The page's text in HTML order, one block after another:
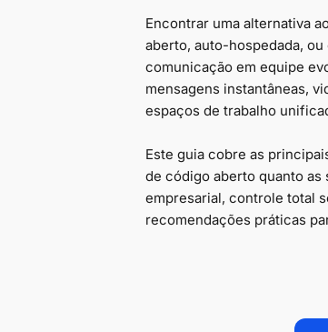
Encontrar uma alternativa
aberto, auto-hospedada,
comunicação em equipe
mensagens instantâneas,
espaços de trabalho
Este guia cobre as
de código aberto quanto
empresarial, controle total
recomendações práticas